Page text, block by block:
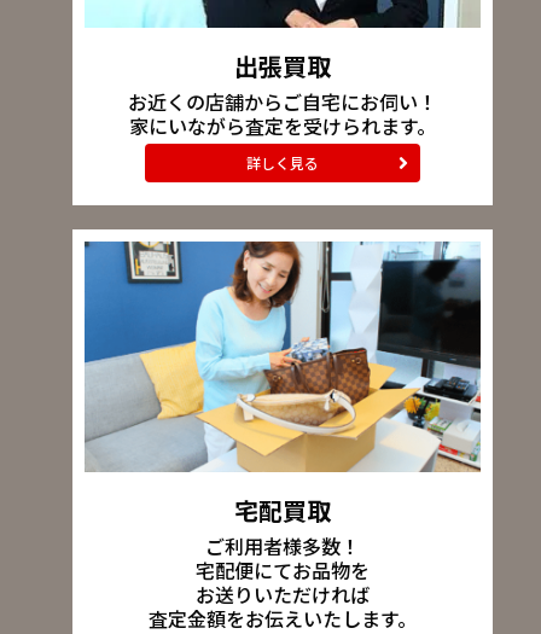
出張買取
お近くの店舗からご自宅にお伺い！
家にいながら査定を受けられます。
詳しく見る
宅配買取
ご利用者様多数！
宅配便にてお品物を
お送りいただければ
査定金額をお伝えいたします。